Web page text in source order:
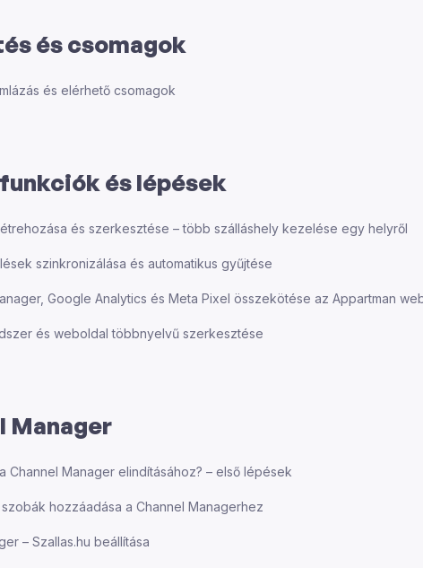
és csomagok
és elérhető csomagok
és lépések
és szerkesztése – több szálláshely kezelése egy helyről
szinkronizálása és automatikus gyűjtése
Google Analytics és Meta Pixel összekötése az Appartman
és weboldal többnyelvű szerkesztése
Manager
Channel Manager elindításához? – első lépések
hozzáadása a Channel Managerhez
– Szallas.hu beállítása